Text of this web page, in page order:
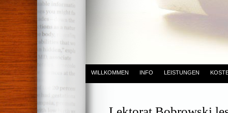
WILLKOMMEN INFO LEISTUNGEN